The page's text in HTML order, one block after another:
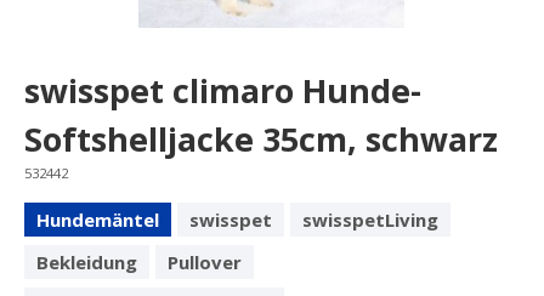
swisspet climaro Hunde-
Softshelljacke 35cm, schwarz
532442
Hundemäntel swisspet
swisspetLiving
Bekleidung
Pullover